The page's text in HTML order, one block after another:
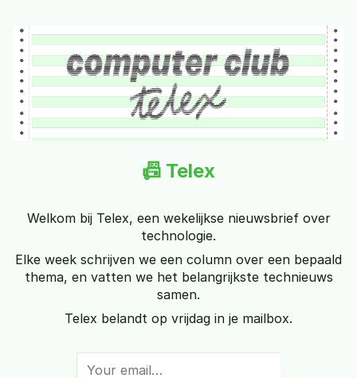
📠 Telex
Welkom bij Telex, een wekelijkse nieuwsbrief over
technologie.
Elke week schrijven we een column over een bepaald
thema, en vatten we het belangrijkste technieuws
samen.
Telex belandt op vrijdag in je mailbox.